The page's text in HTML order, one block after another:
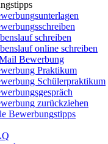
schreiben
online schreiben
Bewerbung
Praktikum
Schülerpraktikum
zurückziehen
Bewerbungstipps